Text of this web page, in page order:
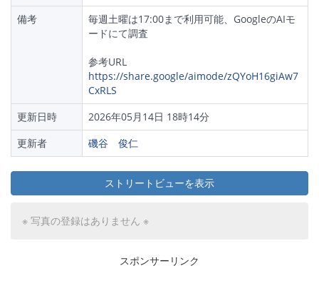
備考
毎週土曜は17:00まで利用可能、GoogleのAIモ
ードにて調査
参考URL
https://share.google/aimode/zQYoH16giAw7
CxRLS
更新日時
2026年05月14日 18時14分
更新者
磯谷 俊仁
ストリートビューを表示
※ 写真の登録はありません ※
スポンサーリンク